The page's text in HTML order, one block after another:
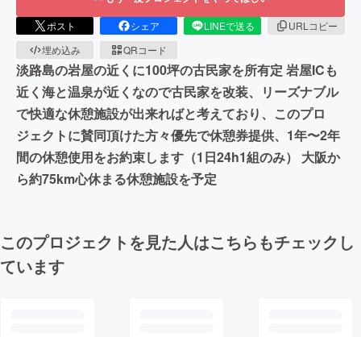
ポスト シェア LINEで送る
URLコピー
埋め込み
QRコード
淡路島の岩屋の近くに100坪の古民家を所有定 岩屋ICも
近く海と温泉が近くなので古民家を改装、リーズナブル
で快適な休憩施設が出来ればと考えており、このプロ
ジェクトに賛同頂けた方々優先で休憩券提供、1年〜2年
間の休憩使用をお約束します（1日24h1組のみ） 大阪か
ら約75km心休まる休憩施設を予定
このプロジェクトを見た人はこちらもチェックし
ています